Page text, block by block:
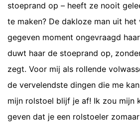
stoeprand op – heeft ze nooit
te maken? De dakloze man uit
gegeven moment ongevraagd
duwt haar de stoeprand op,
zegt. Voor mij als rollende
de vervelendste dingen die me
mijn rolstoel blijf je af! Ik zou mijn
geven dat je een rolstoeler